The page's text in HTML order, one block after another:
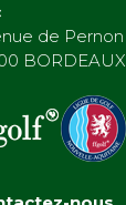
de Pernon
BORDEAUX